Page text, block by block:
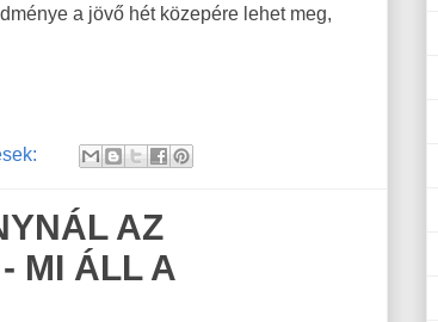
a jövő hét közepére lehet meg,
AZ
MI ÁLL A